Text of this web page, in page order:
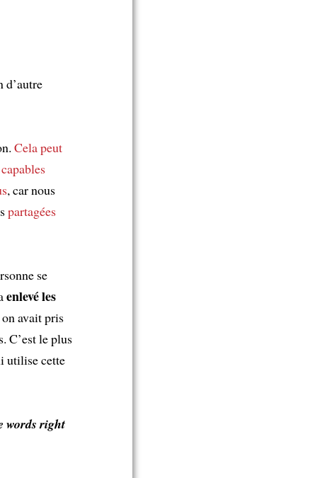
d’autre
Cela peut
capables
, car nous
partagées
se
enlevé les
avait pris
C’est le plus
utilise cette
words right